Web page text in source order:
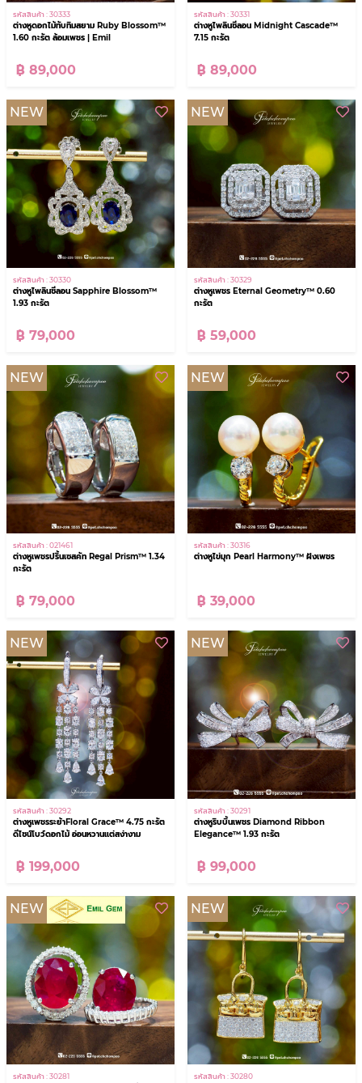
รหัสสินค้า : 30333
ต่างหูดอกไม้ทับทิมสยาม Ruby Blossom™
1.60 กะรัต ล้อมเพชร | Emil
฿ 89,000
รหัสสินค้า : 30331
ต่างหูไพลินซีลอน Midnight Cascade™
7.15 กะรัต
฿ 89,000
NEW
รหัสสินค้า : 30330
ต่างหูไพลินซีลอน Sapphire Blossom™
1.93 กะรัต
฿ 79,000
NEW
รหัสสินค้า : 30329
ต่างหูเพชร Eternal Geometry™ 0.60
กะรัต
฿ 59,000
NEW
รหัสสินค้า : 021461
ต่างหูเพชรปริ้นเซสคัท Regal Prism™ 1.34
กะรัต
฿ 79,000
NEW
รหัสสินค้า : 30316
ต่างหูไข่มุก Pearl Harmony™ ฝังเพชร
฿ 39,000
NEW
รหัสสินค้า : 30292
ต่างหูเพชรระย้าFloral Grace™ 4.75 กะรัต
ดีไซน์โบว์ดอกไม้ อ่อนหวานแต่สง่างาม
฿ 199,000
NEW
รหัสสินค้า : 30291
ต่างหูริบบิ้นเพชร Diamond Ribbon
Elegance™ 1.93 กะรัต
฿ 99,000
NEW
รหัสสินค้า : 30281
NEW
รหัสสินค้า : 30280